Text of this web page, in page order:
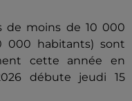
de moins de 10 000
000 habitants) sont
cette année en
débute jeudi 15